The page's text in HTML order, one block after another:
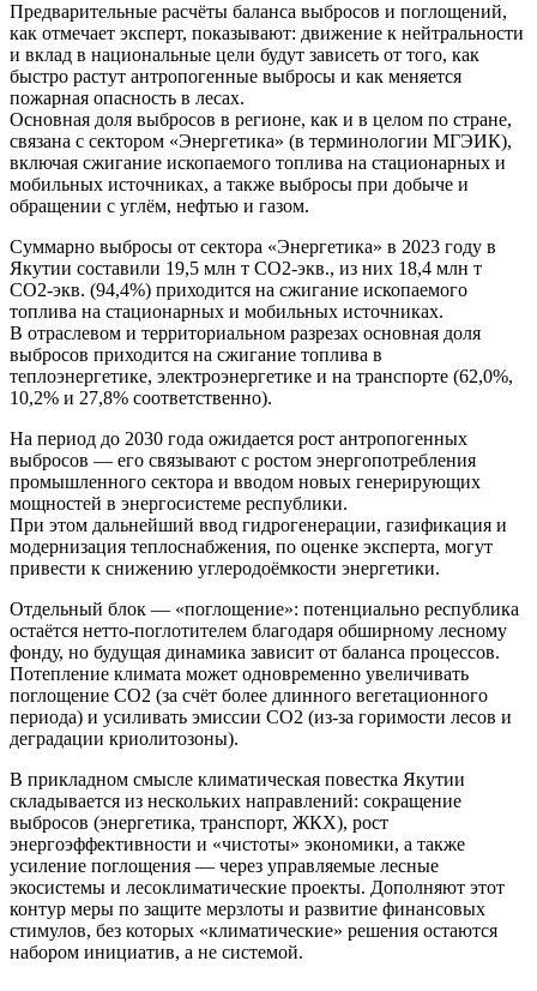
Предварительные расчёты баланса выбросов и поглощений,
как отмечает эксперт, показывают: движение к нейтральности
и вклад в национальные цели будут зависеть от того, как
быстро растут антропогенные выбросы и как меняется
пожарная опасность в лесах.
Основная доля выбросов в регионе, как и в целом по стране,
связана с сектором «Энергетика» (в терминологии МГЭИК),
включая сжигание ископаемого топлива на стационарных и
мобильных источниках, а также выбросы при добыче и
обращении с углём, нефтью и газом.
Суммарно выбросы от сектора «Энергетика» в 2023 году в
Якутии составили 19,5 млн т СО2-экв., из них 18,4 млн т
СО2-экв. (94,4%) приходится на сжигание ископаемого
топлива на стационарных и мобильных источниках.
В отраслевом и территориальном разрезах основная доля
выбросов приходится на сжигание топлива в
теплоэнергетике, электроэнергетике и на транспорте (62,0%,
10,2% и 27,8% соответственно).
На период до 2030 года ожидается рост антропогенных
выбросов — его связывают с ростом энергопотребления
промышленного сектора и вводом новых генерирующих
мощностей в энергосистеме республики.
При этом дальнейший ввод гидрогенерации, газификация и
модернизация теплоснабжения, по оценке эксперта, могут
привести к снижению углеродоёмкости энергетики.
Отдельный блок — «поглощение»: потенциально республика
остаётся нетто‑поглотителем благодаря обширному лесному
фонду, но будущая динамика зависит от баланса процессов.
Потепление климата может одновременно увеличивать
поглощение CO2 (за счёт более длинного вегетационного
периода) и усиливать эмиссии CO2 (из‑за горимости лесов и
деградации криолитозоны).
В прикладном смысле климатическая повестка Якутии
складывается из нескольких направлений: сокращение
выбросов (энергетика, транспорт, ЖКХ), рост
энергоэффективности и «чистоты» экономики, а также
усиление поглощения — через управляемые лесные
экосистемы и лесоклиматические проекты. Дополняют этот
контур меры по защите мерзлоты и развитие финансовых
стимулов, без которых «климатические» решения остаются
набором инициатив, а не системой.